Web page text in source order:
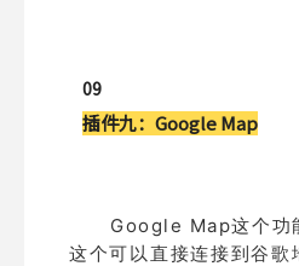
09
插件九： Google Map
Google Map这个功
这个可以直接连接到谷歌